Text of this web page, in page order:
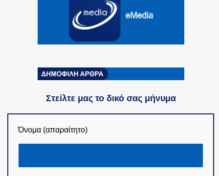
Στείλτε μας το δικό σας μήνυμα
Όνομα (απαραίτητο)